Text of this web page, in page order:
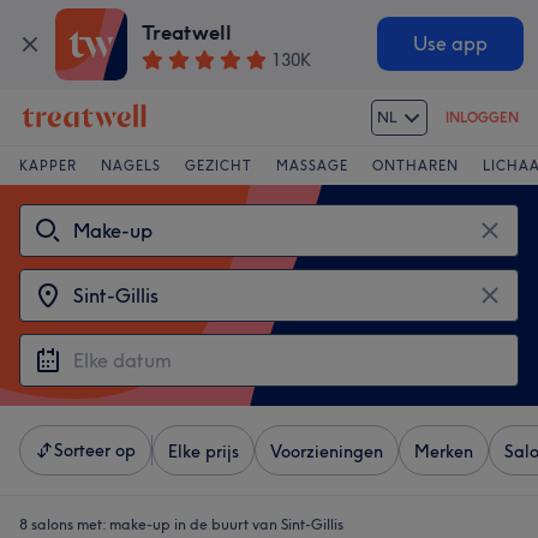
Treatwell
130K
Use app
NL INLOGGEN
KAPPER NAGELS GEZICHT MASSAGE ONTHAREN
Sorteer op Elke prijs Voorzieningen Merken
8 salons met: make-up in de buurt van Sint-Gillis